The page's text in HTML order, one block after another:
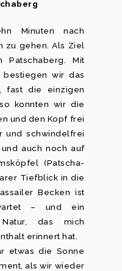
Minuten nach
zu gehen. Als Ziel
Patschaberg. Mit
bestiegen wir das
fast die einzigen
konnten wir die
und den Kopf frei
und schwindelfrei
auch noch auf
(Patscha-
Tiefblick in die
Becken ist
– und ein
Natur, das mich
erinnert hat.
etwas die Sonne
als wir wieder